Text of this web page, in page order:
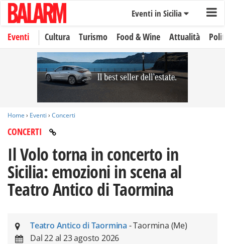
Eventi in Sicilia
Eventi Cultura Turismo Food & Wine Attualità
Home › Eventi › Concerti
CONCERTI
Il Volo torna in concerto in
Sicilia: emozioni in scena al
Teatro Antico di Taormina
Teatro Antico di Taormina - Taormina (Me)
Dal 22 al 23 agosto 2026